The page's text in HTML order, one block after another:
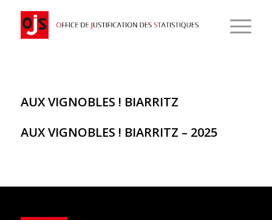
AUX VIGNOBLES ! BIARRITZ
AUX VIGNOBLES ! BIARRITZ – 2025